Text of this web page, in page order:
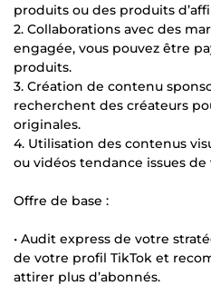
produits ou des produits
2. Collaborations avec des
engagée, vous pouvez être
produits.
3. Création de contenu
recherchent des créateurs
originales.
4. Utilisation des contenus
ou vidéos tendance issues de
Offre de base :
• Audit express de votre
de votre profil TikTok et
attirer plus d’abonnés.